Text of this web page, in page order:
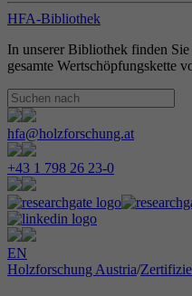
HFA-Bibliothek
In unserer Bibliothek finden
gesamte Wertschöpfungskette
hfa@holzforschung.at
+43 1 798 26 23-0
EN
Holzforschung Austria/